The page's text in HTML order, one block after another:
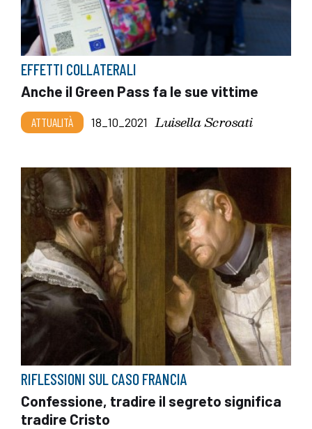
EFFETTI COLLATERALI
Anche il Green Pass fa le sue vittime
ATTUALITÀ 18_10_2021 Luisella Scrosati
RIFLESSIONI SUL CASO FRANCIA
Confessione, tradire il segreto significa
tradire Cristo